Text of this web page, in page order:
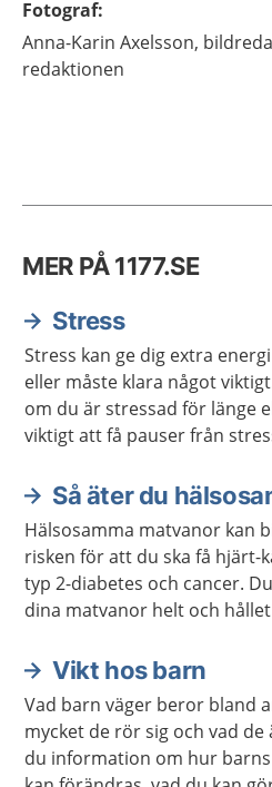
Fotograf:
Anna-Karin Axelsson,
redaktionen
MER PÅ 1177.SE
Stress
Stress kan ge dig extra
eller måste klara något
om du är stressad för länge
viktigt att få pauser från
Så äter du
Hälsosamma matvanor kan
risken för att du ska få hjärt-
typ 2-diabetes och cancer.
dina matvanor helt och
Vikt hos barn
Vad barn väger beror bland
mycket de rör sig och vad
du information om hur